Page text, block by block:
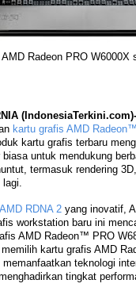
AMD Radeon PRO W6000X
(IndonesiaTerkini.com)-
kartu grafis AMD
kartu grafis terbaru
untuk mendukung
termasuk rendering
lagi.
RDNA 2 yang inovatif,
workstation baru ini
AMD Radeon™ PRO
kartu grafis AMD
teknologi
tingkat